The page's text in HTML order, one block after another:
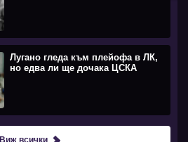
Лугано гледа към плейофа в ЛК,
но едва ли ще дочака ЦСКА
Виж всички